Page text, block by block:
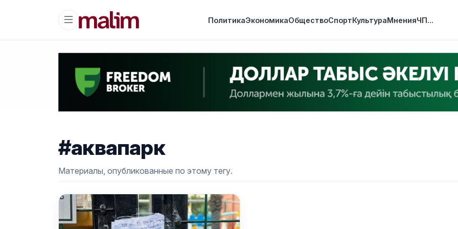
ПолитикаЭкономикаОбществоСпортКультураМненияЧП...
#аквапарк
Материалы, опубликованные по этому тегу.